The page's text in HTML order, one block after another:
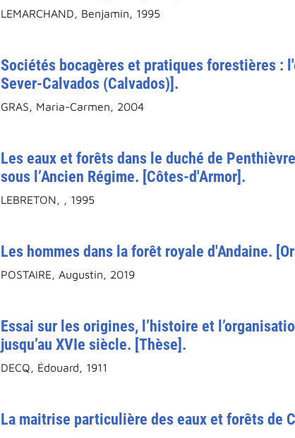
LEMARCHAND, Benjamin, 1995
Sociétés bocagères et pratiques forestières :
Sever-Calvados (Calvados)].
GRAS, Maria-Carmen, 2004
Les eaux et forêts dans le duché de
sous l’Ancien Régime. [Côtes-d'Armor].
LEBRETON, , 1995
Les hommes dans la forêt royale d'Andaine.
POSTAIRE, Augustin, 2019
Essai sur les origines, l’histoire et
jusqu’au XVIe siècle. [Thèse].
DECQ, Édouard, 1911
La maitrise particulière des eaux et forêts de